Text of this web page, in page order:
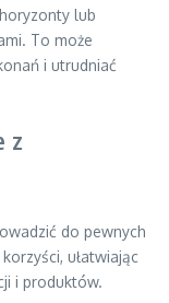
lub
To może
i utrudniać
z
do pewnych
ułatwiając
i produktów.